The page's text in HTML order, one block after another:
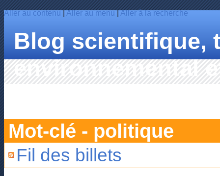
Blog scientifique,
environnemental
Aller au contenu|Aller au menu|Aller à la recherche
Mot-clé - politique
Fil des billets